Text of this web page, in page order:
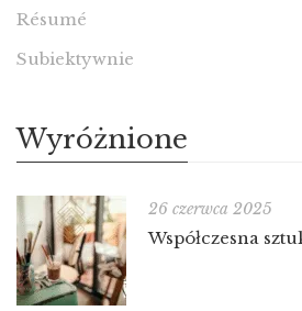
Résumé
Subiektywnie
Wyróżnione
26 czerwca 2025
Współczesna